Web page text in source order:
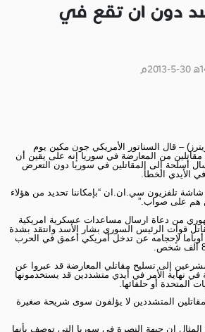
دون ان تقع في
– قال السناتور الأمريكي جون مكين يوم
مقاتلين من المعارضة في سوريا إنه على يقين أن
أسلحة إلى المقاتلين في سوريا دون التعرض
الأيدي الخطأ.
تلفزيون سي.ان.ان “بإمكاننا تحديد من هؤلاء
هم على صواب.”
من دعاة ارسال مساعدات عسكرية امريكية
قوات الرئيس السوري بشار الأسد وانتقد بشدة
أوباما لإحجامه عن تدخل أمريكي أعمق في الحرب
إلى تسليح مقاتلي المعارضة قد عبروا عن
نهاية الأمر في أيدي متشددين قد يستخدمونها
المتحدة أو حلفائها.
المتشددين لا يؤلفون سوى شريحة صغيرة
ان جبهة النصرة في سوريا التي توصف بأنها